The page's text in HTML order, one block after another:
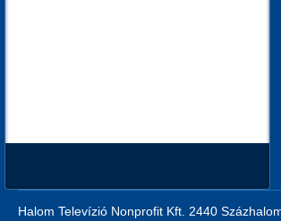
Halom Televízió Nonprofit Kft. 2440